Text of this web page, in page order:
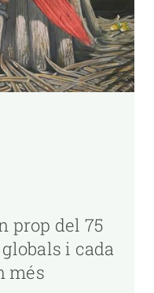
prop del 75
i cada
més